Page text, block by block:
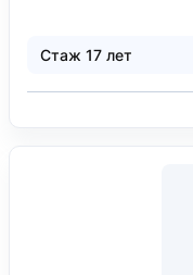
Стаж 17 лет